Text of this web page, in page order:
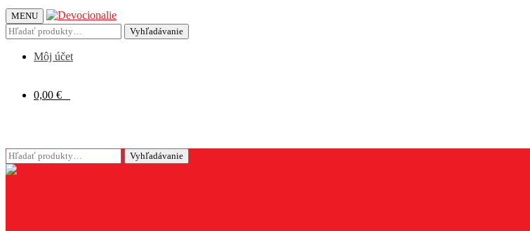
MENU
Hľadať: Vyhľadávanie
Môj účet
0,00 €
Hľadať: Vyhľadávanie